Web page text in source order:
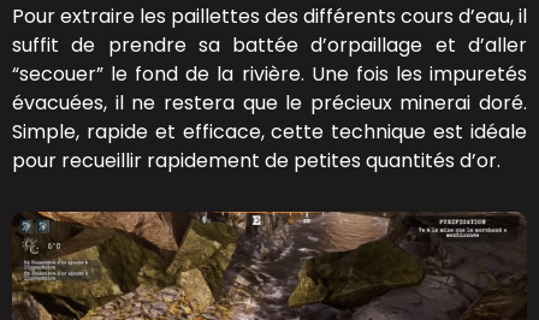
Pour extraire les paillettes des différents cours d’eau, il
suffit de prendre sa battée d’orpaillage et d’aller
“secouer” le fond de la rivière. Une fois les impuretés
évacuées, il ne restera que le précieux minerai doré.
Simple, rapide et efficace, cette technique est idéale
pour recueillir rapidement de petites quantités d’or.